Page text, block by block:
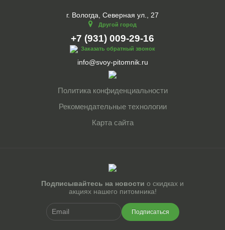
г. Вологда, Северная ул., 27
Другой город
+7 (931) 009-29-16
Заказать обратный звонок
info@svoy-pitomnik.ru
Политика конфиденциальности
Рекомендательные технологии
Карта сайта
Подписывайтесь на новости о скидках и
акциях нашего питомника!
Подписаться